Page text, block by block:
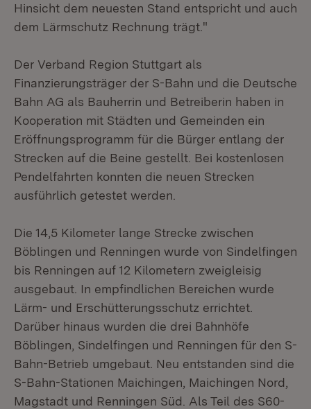
Hinsicht dem neuesten Stand entspricht und auch
dem Lärmschutz Rechnung trägt."
Der Verband Region Stuttgart als
Finanzierungsträger der S-Bahn und die Deutsche
Bahn AG als Bauherrin und Betreiberin haben in
Kooperation mit Städten und Gemeinden ein
Eröffnungsprogramm für die Bürger entlang der
Strecken auf die Beine gestellt. Bei kostenlosen
Pendelfahrten konnten die neuen Strecken
ausführlich getestet werden.
Die 14,5 Kilometer lange Strecke zwischen
Böblingen und Renningen wurde von Sindelfingen
bis Renningen auf 12 Kilometern zweigleisig
ausgebaut. In empfindlichen Bereichen wurde
Lärm- und Erschütterungsschutz errichtet.
Darüber hinaus wurden die drei Bahnhöfe
Böblingen, Sindelfingen und Renningen für den S-
Bahn-Betrieb umgebaut. Neu entstanden sind die
S-Bahn-Stationen Maichingen, Maichingen Nord,
Magstadt und Renningen Süd. Als Teil des S60-